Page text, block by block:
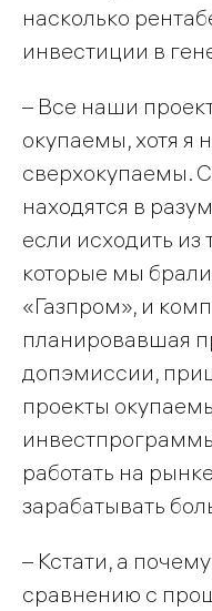
насколько
инвестиции в
– Все наши
окупаемы, хотя я
сверхокупаемы.
находятся в
если исходить
которые мы
«Газпром», и
планировавшая
допэмиссии,
проекты
работать на
зарабатывать
– Кстати, а
сравнению с